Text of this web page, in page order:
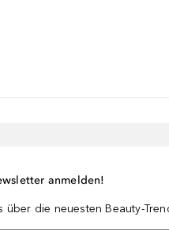
anmelden!
über die neuesten Beauty-